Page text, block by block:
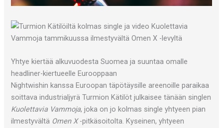
Yhtye kiertää alkuvuodesta Suomea ja suuntaa omalle
headliner-kiertueelle Eurooppaan
Nightwishin kanssa Euroopan täpötäysille areenoille paraikaa
soittava industrialjyrä Turmion Kätilöt julkaisee tänään singlen
Kuolettavia Vammoja, joka on jo kolmas single yhtyeen pian
ilmestyvältä Omen X-pitkäsoitolta. Kyseinen, yhtyeen